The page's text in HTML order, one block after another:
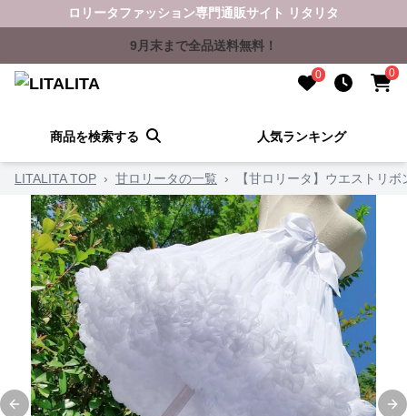
ロリータファッション専門通販サイト リタリタ
9月末まで全品送料無料！
0 0
商品を検索する 人気ランキング
LITALITA TOP › 甘ロリータの一覧 › 【甘ロリータ】ウエストリ
Previous slide